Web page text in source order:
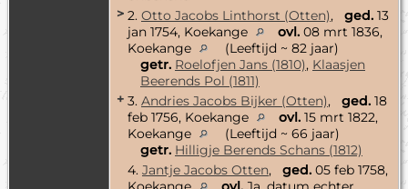
> 2. Otto Jacobs Linthorst (Otten), ged. 13
jan 1754, Koekange
ovl. 08 mrt 1836,
Koekange
(Leeftijd ~ 82 jaar)
getr. Roelofjen Jans (1810), Klaasjen
Beerends Pol (1811)
+ 3. Andries Jacobs Bijker (Otten), ged. 18
feb 1756, Koekange
ovl. 15 mrt 1822,
Koekange
(Leeftijd ~ 66 jaar)
getr. Hilligje Berends Schans (1812)
4. Jantje Jacobs Otten, ged. 05 feb 1758,